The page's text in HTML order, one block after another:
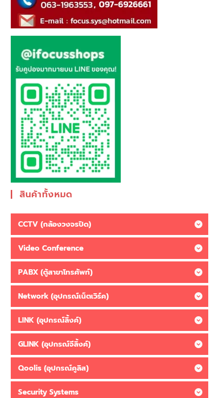
สินค้าทั้งหมด
CCTV (กล้องวงจรปิด)
Video Conference
PABX (ตู้สาขาโทรศัพท์)
Network (อุปกรณ์เน็ตเวิร์ค)
LINK (อุปกรณ์ลิ้งค์)
GLINK (อุปกรณ์จีลิ้งค์)
Qoolis (อุปกรณ์คูลิส)
Security Systems